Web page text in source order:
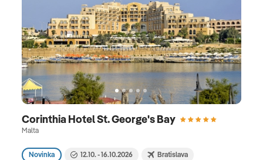
Corinthia Hotel St. George's Bay
Malta
Novinka 12.10. - 16.10.2026 Bratislava